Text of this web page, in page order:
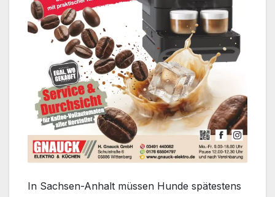
In Sachsen-Anhalt müssen Hunde spätestens